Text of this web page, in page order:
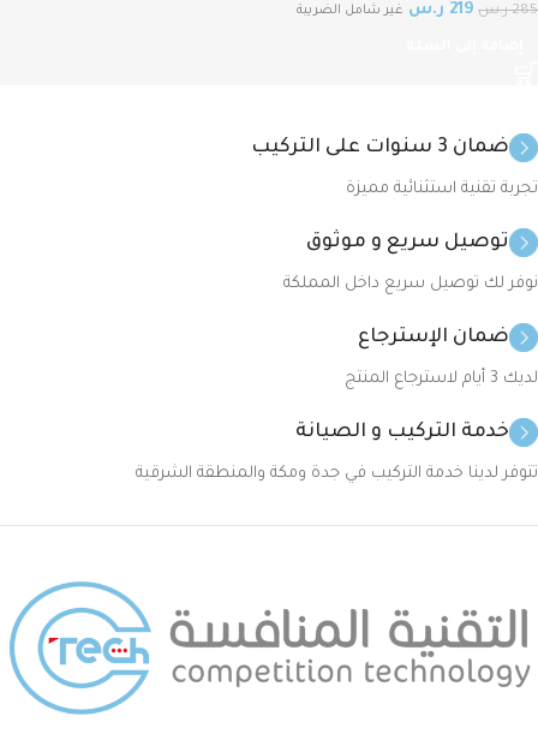
285 ر.س 219 ر.س غير شامل الضريبة
ضمان 3 سنوات على التركيب
تجربة تقنية استثنائية مميزة
توصيل سريع و موثوق
نوفر لك توصيل سريع داخل المملكة
ضمان الإسترجاع
لديك 3 أيام لاسترجاع المنتج
خدمة التركيب و الصيانة
تتوفر لدينا خدمة التركيب في جدة ومكة والمنطقة الشرقية